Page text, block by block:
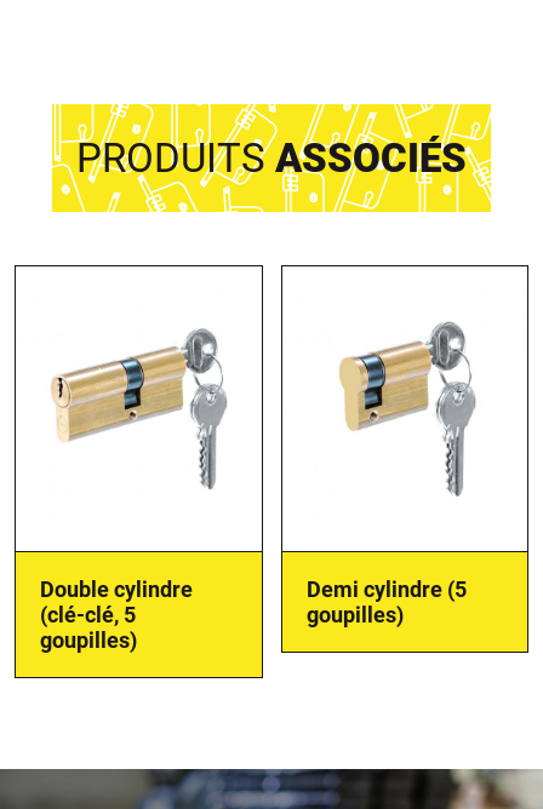
PRODUITSASSOCIÉS
Double cylindre
(clé-clé, 5
goupilles)
Demi cylindre (5
goupilles)